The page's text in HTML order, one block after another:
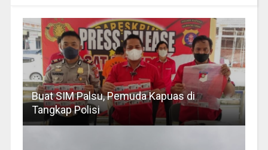
Buat SIM Palsu, Pemuda Kapuas di
Tangkap Polisi